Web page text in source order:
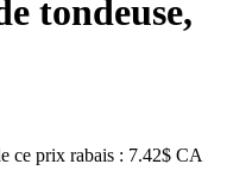
tondeuse,
ce prix rabais : 7.42$ CA